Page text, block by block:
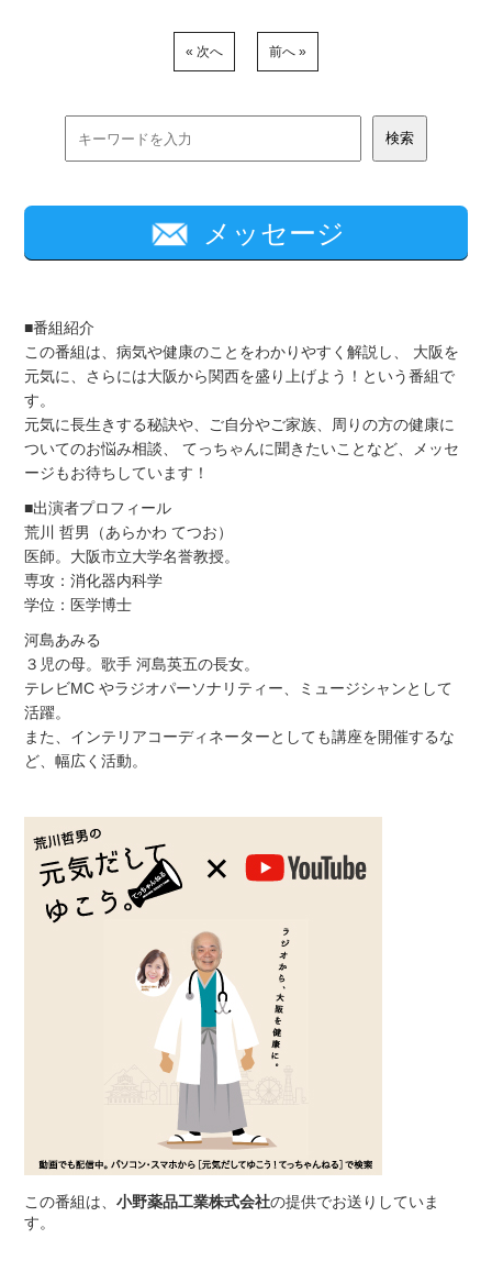
« 次へ 前へ »
メッセージ
■番組紹介
この番組は、病気や健康のことをわかりやすく解説し、 大阪を
元気に、さらには大阪から関西を盛り上げよう！という番組で
す。
元気に長生きする秘訣や、ご自分やご家族、周りの方の健康に
ついてのお悩み相談、 てっちゃんに聞きたいことなど、メッセ
ージもお待ちしています！
■出演者プロフィール
荒川 哲男（あらかわ てつお）
医師。大阪市立大学名誉教授。
専攻：消化器内科学
学位：医学博士
河島あみる
３児の母。歌手 河島英五の長女。
テレビMC やラジオパーソナリティー、ミュージシャンとして
活躍。
また、インテリアコーディネーターとしても講座を開催するな
ど、幅広く活動。
この番組は、小野薬品工業株式会社の提供でお送りしていま
す。